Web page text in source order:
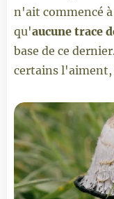
n'ait commencé
qu'aucune trace
base de ce
certains l'aiment,